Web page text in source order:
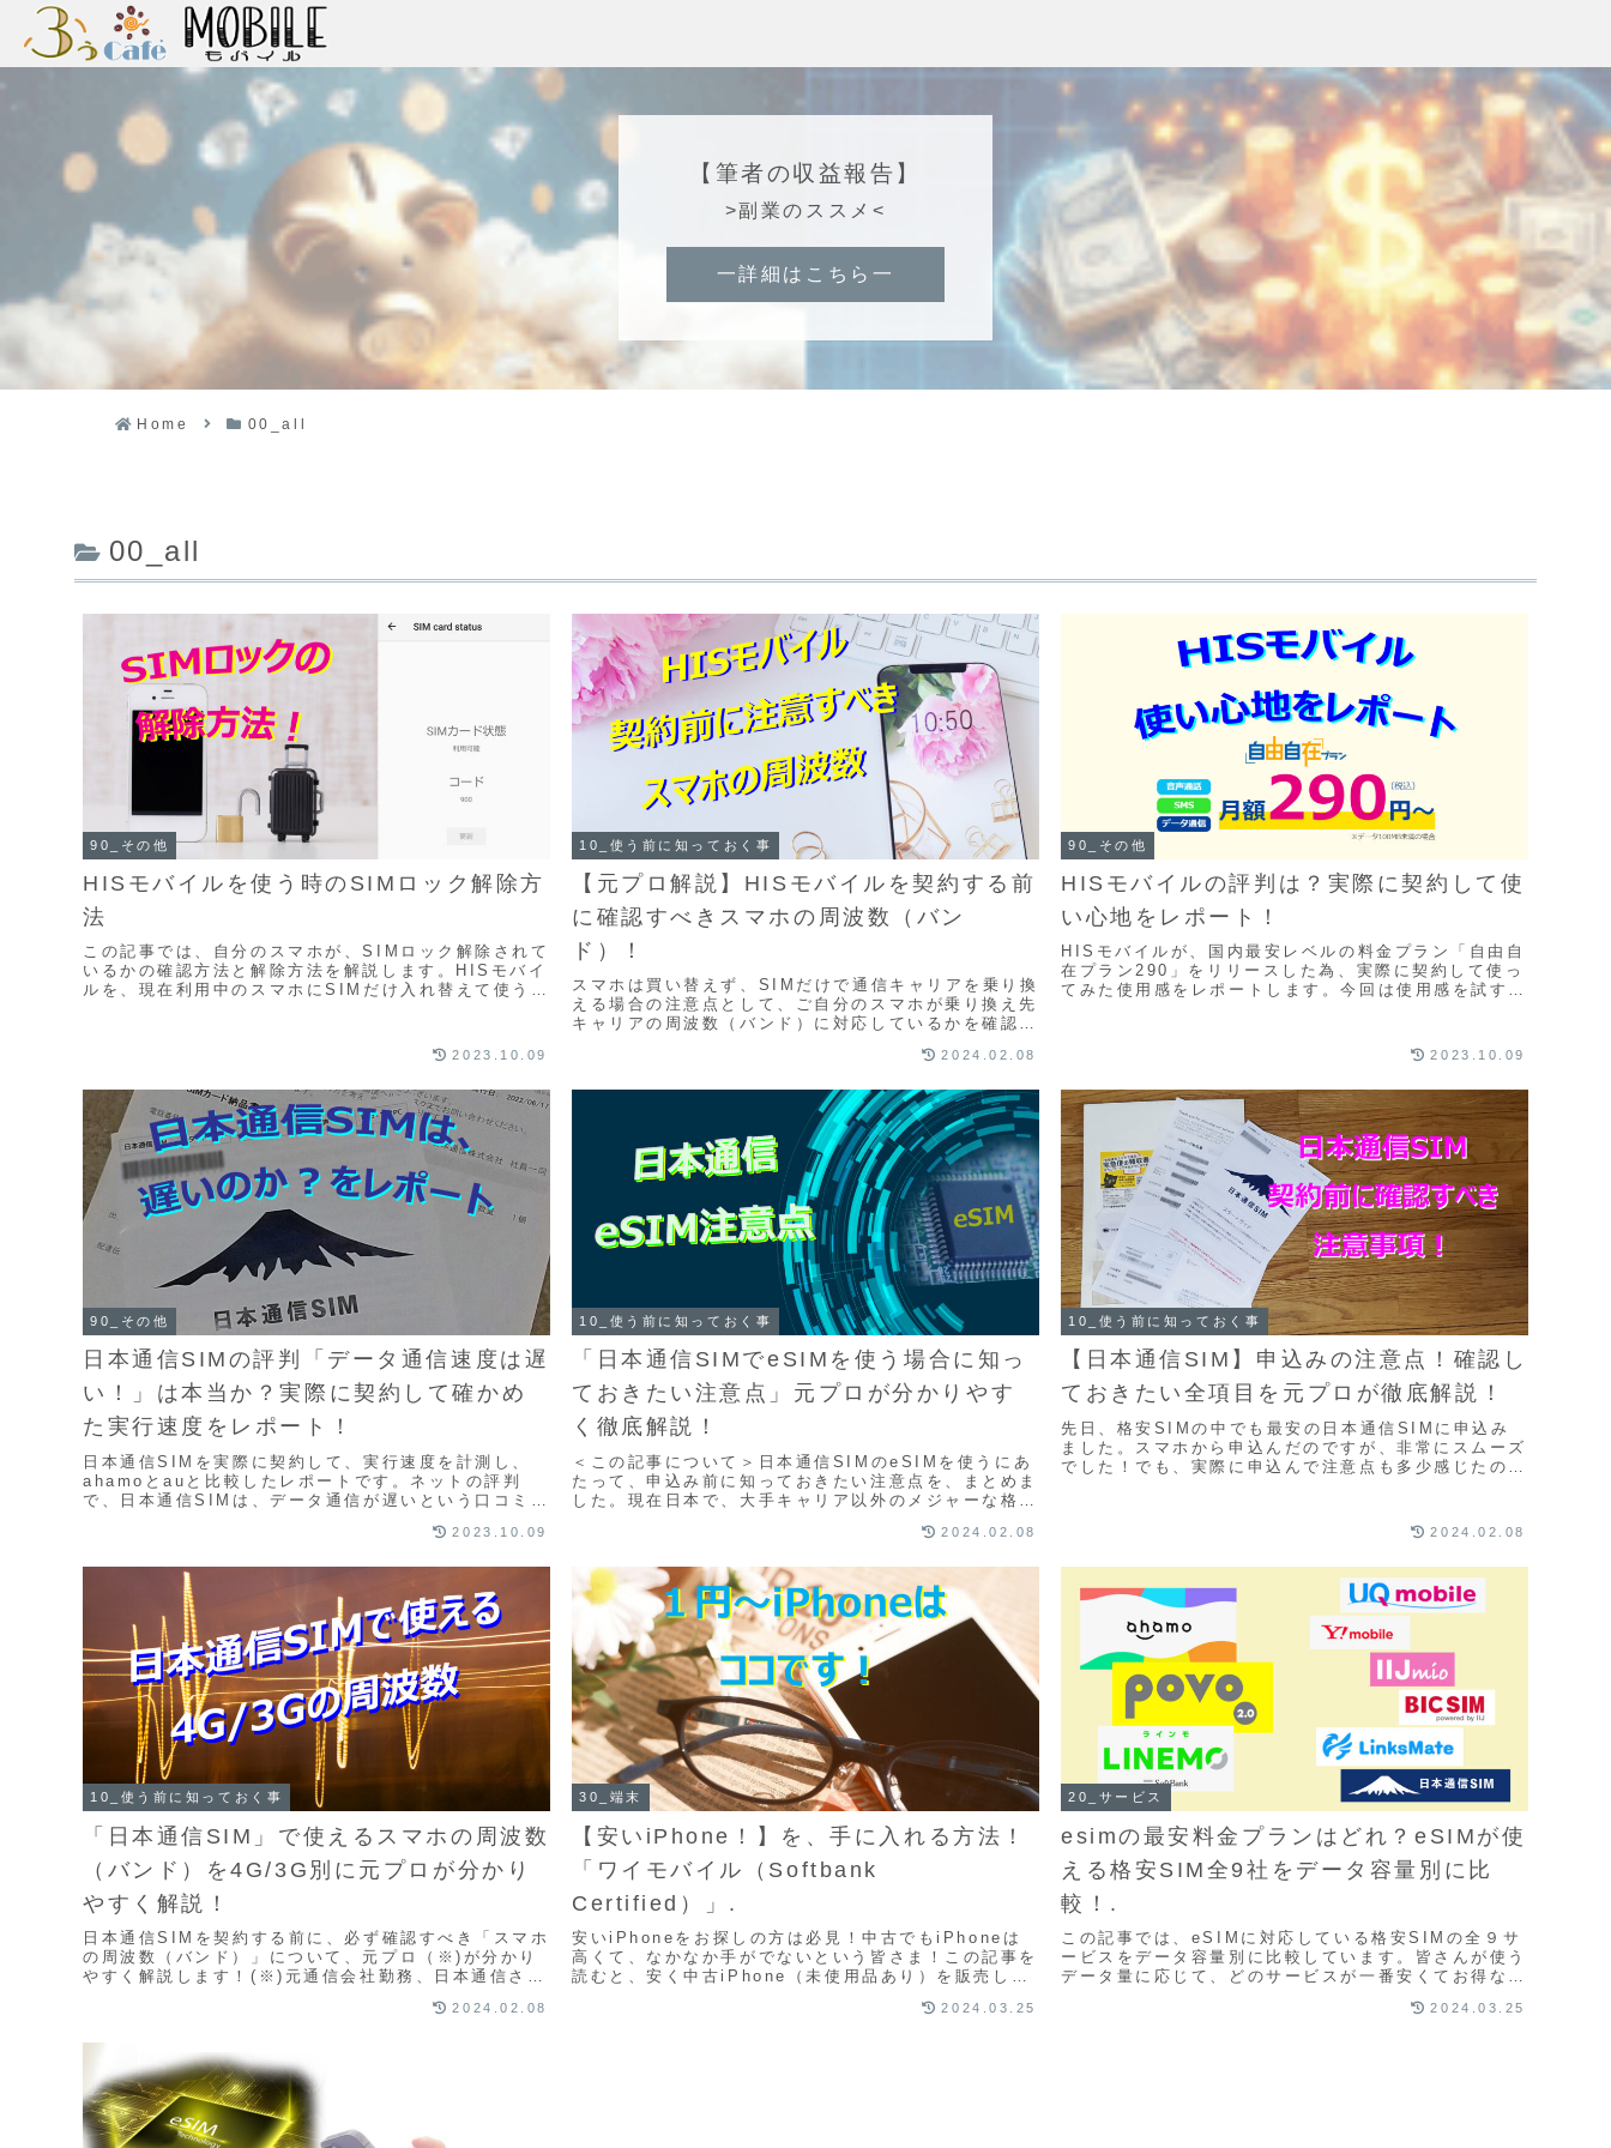
【筆者の収益報告】
>副業のススメ<
一詳細はこちら一
Home 00_all
00_all
90_その他
HISモバイルを使う時のSIMロック解除方
法
この記事では、自分のスマホが、SIMロック解除されて
いるかの確認方法と解除方法を解説します。HISモバイ
ルを、現在利用中のスマホにSIMだけ入れ替えて使う場
2023.10.09
10_使う前に知っておく事
【元プロ解説】HISモバイルを契約する前
に確認すべきスマホの周波数（バン
ド）！
スマホは買い替えず、SIMだけで通信キャリアを乗り換
える場合の注意点として、ご自分のスマホが乗り換え先
キャリアの周波数（バンド）に対応しているかを確認す
2024.02.08
90_その他
HISモバイルの評判は？実際に契約して使
い心地をレポート！
HISモバイルが、国内最安レベルの料金プラン「自由自
在プラン290」をリリースした為、実際に契約して使っ
てみた使用感をレポートします。今回は使用感を試す目
2023.10.09
90_その他
日本通信SIMの評判「データ通信速度は遅
い！」は本当か？実際に契約して確かめ
た実行速度をレポート！
日本通信SIMを実際に契約して、実行速度を計測し、
ahamoとauと比較したレポートです。ネットの評判
で、日本通信SIMは、データ通信が遅いという口コミを
2023.10.09
10_使う前に知っておく事
「日本通信SIMでeSIMを使う場合に知っ
ておきたい注意点」元プロが分かりやす
く徹底解説！
＜この記事について＞日本通信SIMのeSIMを使うにあ
たって、申込み前に知っておきたい注意点を、まとめま
した。現在日本で、大手キャリア以外のメジャーな格安
2024.02.08
10_使う前に知っておく事
【日本通信SIM】申込みの注意点！確認し
ておきたい全項目を元プロが徹底解説！
先日、格安SIMの中でも最安の日本通信SIMに申込み
ました。スマホから申込んだのですが、非常にスムーズ
でした！でも、実際に申込んで注意点も多少感じたの
2024.02.08
10_使う前に知っておく事
「日本通信SIM」で使えるスマホの周波数
（バンド）を4G/3G別に元プロが分かり
やすく解説！
日本通信SIMを契約する前に、必ず確認すべき「スマホ
の周波数（バンド）」について、元プロ（※)が分かり
やすく解説します！(※)元通信会社勤務、日本通信さん
2024.02.08
30_端末
【安いiPhone！】を、手に入れる方法！
「ワイモバイル（Softbank
Certified）」.
安いiPhoneをお探しの方は必見！中古でもiPhoneは
高くて、なかなか手がでないという皆さま！この記事を
読むと、安く中古iPhone（未使用品あり）を販売して
2024.03.25
20_サービス
esimの最安料金プランはどれ？eSIMが使
える格安SIM全9社をデータ容量別に比
較！.
この記事では、eSIMに対応している格安SIMの全９サ
ービスをデータ容量別に比較しています。皆さんが使う
データ量に応じて、どのサービスが一番安くてお得なの
2024.03.25